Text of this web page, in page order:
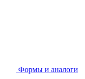
Формы и аналоги